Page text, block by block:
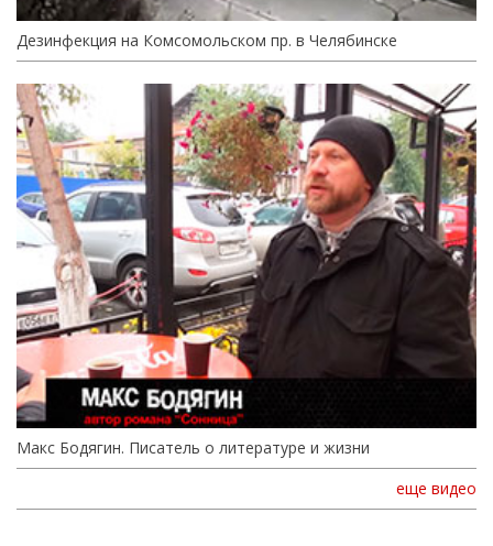
Дезинфекция на Комсомольском пр. в Челябинске
Макс Бодягин. Писатель о литературе и жизни
еще видео